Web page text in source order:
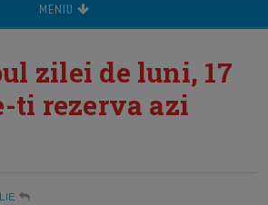
MENIU
zilei de luni, 17
ti rezerva azi